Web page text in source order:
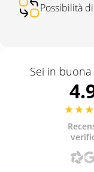
Possibilità
Sei in